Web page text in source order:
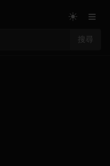
搜尋
☀ ≡